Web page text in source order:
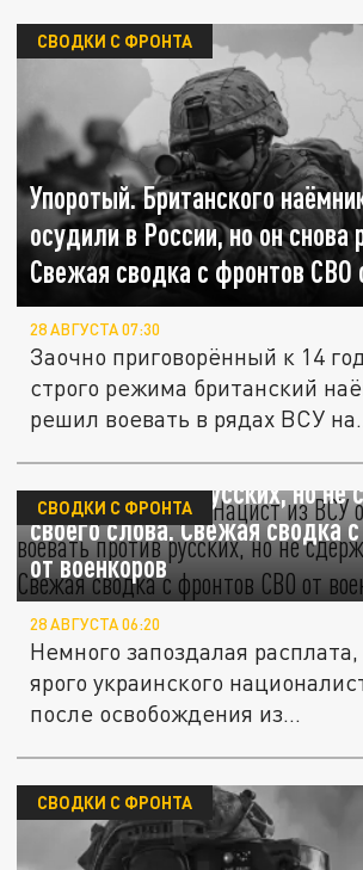
Упоротый. Британского
осудили в России, но он снова
Свежая сводка с фронтов СВО
СВОДКИ С ФРОНТА
28 АВГУСТА 07:30
Заочно приговорённый к 14
строго режима британский
решил воевать в рядах ВСУ
Неминуемая кара. Нацист из
воевать против русских, но
своего слова. Свежая сводка
от военкоров
СВОДКИ С ФРОНТА
28 АВГУСТА 06:20
Немного запоздалая
ярого украинского
после освобождения из...
СВОДКИ С ФРОНТА